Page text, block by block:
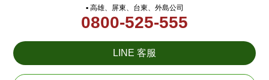
▪ 高雄、屏東、台東、外島公司
0800-525-555
LINE 客服